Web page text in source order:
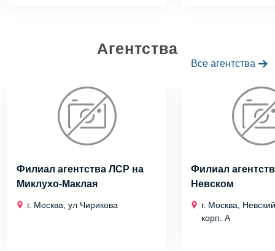
Агентства
Все агентства
Филиал агентства ЛСР на
Миклухо-Маклая
г. Москва, ул Чирикова
Филиал
Невском
г. Москва,
корп. А